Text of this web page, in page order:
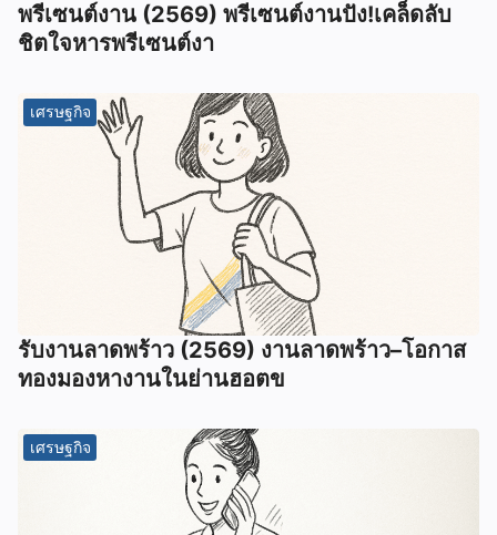
พรีเซนต์งาน (2569) พรีเซนต์งานปัง!เคล็ดลับ
ชิตใจหารพรีเซนต์งา
เศรษฐกิจ
รับงานลาดพร้าว (2569) งานลาดพร้าว–โอกาส
ทองมองหางานในย่านฮอตข
เศรษฐกิจ